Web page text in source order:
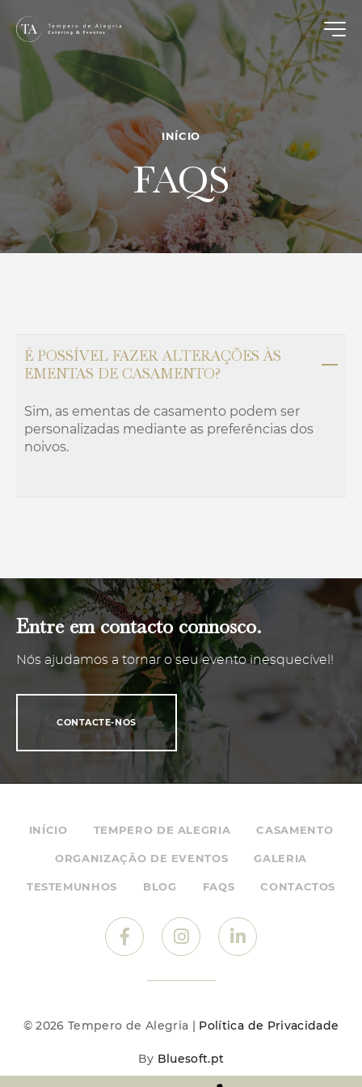
INÍCIO
FAQS
É POSSÍVEL FAZER ALTERAÇÕES ÀS
EMENTAS DE CASAMENTO?
Sim, as ementas de casamento podem ser
personalizadas mediante as preferências dos
noivos.
Entre em contacto connosco.
Nós ajudamos a tornar o seu evento inesquecível!
CONTACTE-NOS
INÍCIO TEMPERO DE ALEGRIA CASAMENTO
ORGANIZAÇÃO DE EVENTOS GALERIA
TESTEMUNHOS BLOG FAQS CONTACTOS
© 2026 Tempero de Alegria | Política de Privacidade
By Bluesoft.pt